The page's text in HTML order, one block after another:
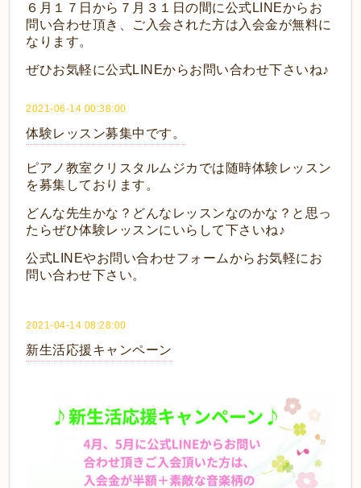
６月１７日から７月３１日の間に公式LINEからお
問い合わせ頂き、ご入会された方は入会金が無料に
なります。
ぜひお気軽に公式LINEからお問い合わせ下さいね♪
2021-06-14 00:38:00
体験レッスン募集中です。
ピアノ教室クリスタルムジカでは随時体験レッスン
を募集しております。
どんな先生かな？どんなレッスンなのかな？と思っ
たらぜひ体験レッスンにいらして下さいね♪
公式LINEやお問い合わせフォームからお気軽にお
問い合わせ下さい。
2021-04-14 08:28:00
新生活応援キャンペーン